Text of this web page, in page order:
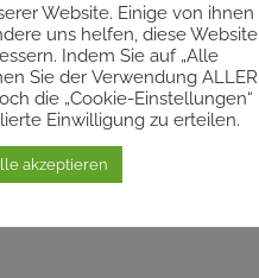
Website. Einige von ihnen
uns helfen, diese Website
Indem Sie auf „Alle
Sie der Verwendung ALLER
die „Cookie-Einstellungen“
Einwilligung zu erteilen.
akzeptieren